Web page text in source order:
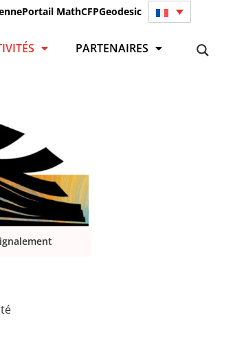
Portail MathCFPGeodesic
PARTENAIRES